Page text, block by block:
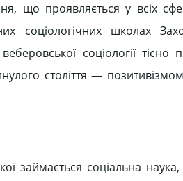
що проявляється у всіх
соціологічних школах
соціології
століття —
соціальна наука,